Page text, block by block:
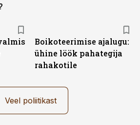
Boikoteerimise ajalugu:
ühine löök pahategija
rahakotile
Veel poliitikast